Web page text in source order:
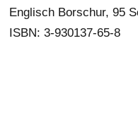
Englisch Borschur, 95
ISBN: 3-930137-65-8